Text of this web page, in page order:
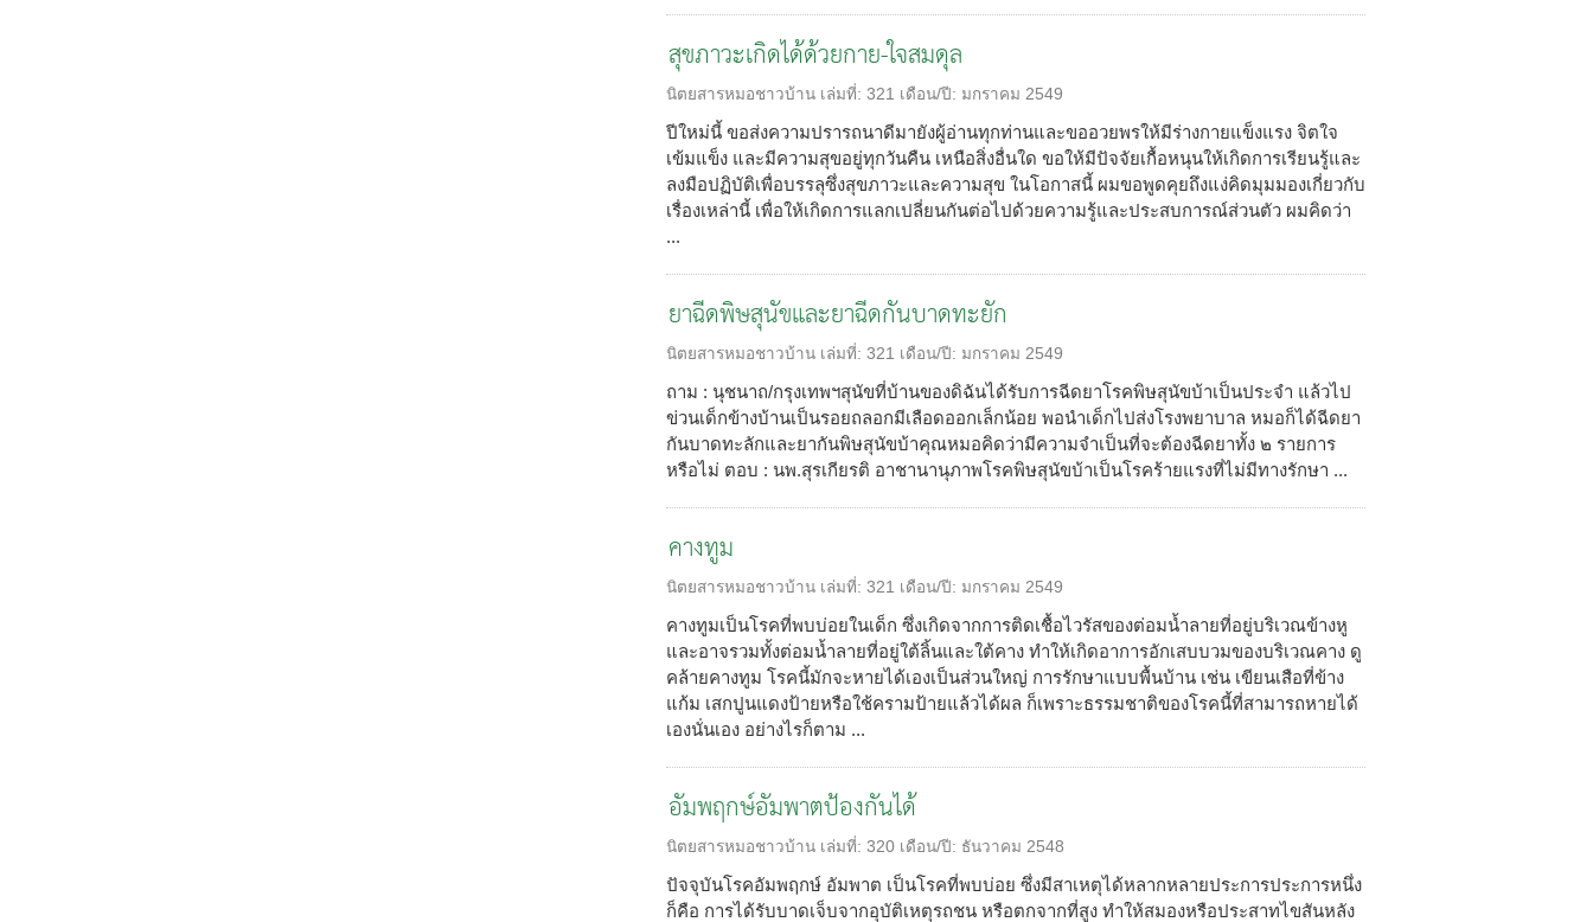
สุขภาวะเกิดได้ด้วยกาย-ใจสมดุล
นิตยสารหมอชาวบ้าน เล่มที่: 321 เดือน/ปี: มกราคม 2549
ปีใหม่นี้ ขอส่งความปรารถนาดีมายังผู้อ่านทุกท่านและขออวยพรให้มีร่างกายแข็งแรง จิตใจ
เข้มแข็ง และมีความสุขอยู่ทุกวันคืน เหนือสิ่งอื่นใด ขอให้มีปัจจัยเกื้อหนุนให้เกิดการเรียนรู้และ
ลงมือปฏิบัติเพื่อบรรลุซึ่งสุขภาวะและความสุข ในโอกาสนี้ ผมขอพูดคุยถึงแง่คิดมุมมองเกี่ยวกับ
เรื่องเหล่านี้ เพื่อให้เกิดการแลกเปลี่ยนกันต่อไปด้วยความรู้และประสบการณ์ส่วนตัว ผมคิดว่า
...
ยาฉีดพิษสุนัขและยาฉีดกันบาดทะยัก
นิตยสารหมอชาวบ้าน เล่มที่: 321 เดือน/ปี: มกราคม 2549
ถาม : นุชนาถ/กรุงเทพฯสุนัขที่บ้านของดิฉันได้รับการฉีดยาโรคพิษสุนัขบ้าเป็นประจำ แล้วไป
ข่วนเด็กข้างบ้านเป็นรอยถลอกมีเลือดออกเล็กน้อย พอนำเด็กไปส่งโรงพยาบาล หมอก็ได้ฉีดยา
กันบาดทะลักและยากันพิษสุนัขบ้าคุณหมอคิดว่ามีความจำเป็นที่จะต้องฉีดยาทั้ง ๒ รายการ
หรือไม่ ตอบ : นพ.สุรเกียรติ อาชานานุภาพโรคพิษสุนัขบ้าเป็นโรคร้ายแรงที่ไม่มีทางรักษา ...
คางทูม
นิตยสารหมอชาวบ้าน เล่มที่: 321 เดือน/ปี: มกราคม 2549
คางทูมเป็นโรคที่พบบ่อยในเด็ก ซึ่งเกิดจากการติดเชื้อไวรัสของต่อมน้ำลายที่อยู่บริเวณข้างหู
และอาจรวมทั้งต่อมน้ำลายที่อยู่ใต้ลิ้นและใต้คาง ทำให้เกิดอาการอักเสบบวมของบริเวณคาง ดู
คล้ายคางทูม โรคนี้มักจะหายได้เองเป็นส่วนใหญ่ การรักษาแบบพื้นบ้าน เช่น เขียนเสือที่ข้าง
แก้ม เสกปูนแดงป้ายหรือใช้ครามป้ายแล้วได้ผล ก็เพราะธรรมชาติของโรคนี้ที่สามารถหายได้
เองนั่นเอง อย่างไรก็ตาม ...
อัมพฤกษ์อัมพาตป้องกันได้
นิตยสารหมอชาวบ้าน เล่มที่: 320 เดือน/ปี: ธันวาคม 2548
ปัจจุบันโรคอัมพฤกษ์ อัมพาต เป็นโรคที่พบบ่อย ซึ่งมีสาเหตุได้หลากหลายประการประการหนึ่ง
ก็คือ การได้รับบาดเจ็บจากอุบัติเหตุรถชน หรือตกจากที่สูง ทำให้สมองหรือประสาทไขสันหลัง